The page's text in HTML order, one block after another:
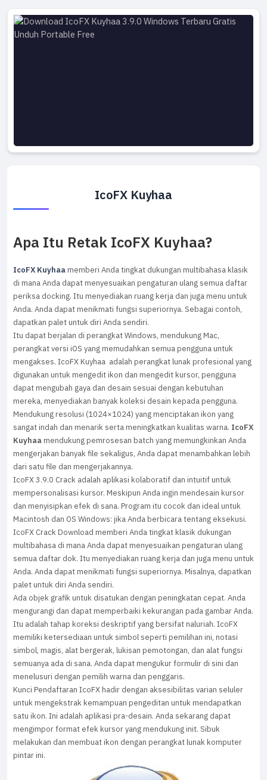
IcoFX Kuyhaa
Apa Itu Retak IcoFX Kuyhaa?
IcoFX Kuyhaamemberi Anda tingkat dukungan multibahasa klasik
di mana Anda dapat menyesuaikan pengaturan ulang semua daftar
periksa docking. Itu menyediakan ruang kerja dan juga menu untuk
Anda. Anda dapat menikmati fungsi superiornya. Sebagai contoh,
dapatkan palet untuk diri Anda sendiri.
Itu dapat berjalan di perangkat Windows, mendukung Mac,
perangkat versi iOS yang memudahkan semua pengguna untuk
mengakses. IcoFX Kuyhaa adalah perangkat lunak profesional yang
digunakan untuk mengedit ikon dan mengedit kursor, pengguna
dapat mengubah gaya dan desain sesuai dengan kebutuhan
mereka, menyediakan banyak koleksi desain kepada pengguna.
Mendukung resolusi (1024×1024) yang menciptakan ikon yang
sangat indah dan menarik serta meningkatkan kualitas warna. IcoFX
Kuyhaamendukung pemrosesan batch yang memungkinkan Anda
mengerjakan banyak file sekaligus, Anda dapat menambahkan lebih
dari satu file dan mengerjakannya.
IcoFX 3.9.0 Crack adalah aplikasi kolaboratif dan intuitif untuk
mempersonalisasi kursor. Meskipun Anda ingin mendesain kursor
dan menyisipkan efek di sana. Program itu cocok dan ideal untuk
Macintosh dan OS Windows: jika Anda berbicara tentang eksekusi.
IcoFX Crack Download memberi Anda tingkat klasik dukungan
multibahasa di mana Anda dapat menyesuaikan pengaturan ulang
semua daftar dok. Itu menyediakan ruang kerja dan juga menu untuk
Anda. Anda dapat menikmati fungsi superiornya. Misalnya, dapatkan
palet untuk diri Anda sendiri.
Ada objek grafik untuk disatukan dengan peningkatan cepat. Anda
mengurangi dan dapat memperbaiki kekurangan pada gambar Anda.
Itu adalah tahap koreksi deskriptif yang bersifat naluriah. IcoFX
memiliki ketersediaan untuk simbol seperti pemilihan ini, notasi
simbol, magis, alat bergerak, lukisan pemotongan, dan alat fungsi
semuanya ada di sana. Anda dapat mengukur formulir di sini dan
menelusuri dengan pemilih warna dan penggaris.
Kunci Pendaftaran IcoFX hadir dengan aksesibilitas varian seluler
untuk mengekstrak kemampuan pengeditan untuk mendapatkan
satu ikon. Ini adalah aplikasi pra-desain. Anda sekarang dapat
mengimpor format efek kursor yang mendukung init. Sibuk
melakukan dan membuat ikon dengan perangkat lunak komputer
pintar ini.